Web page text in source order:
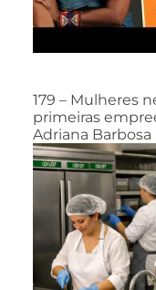
179 – Mulheres
primeiras
Adriana Barbosa